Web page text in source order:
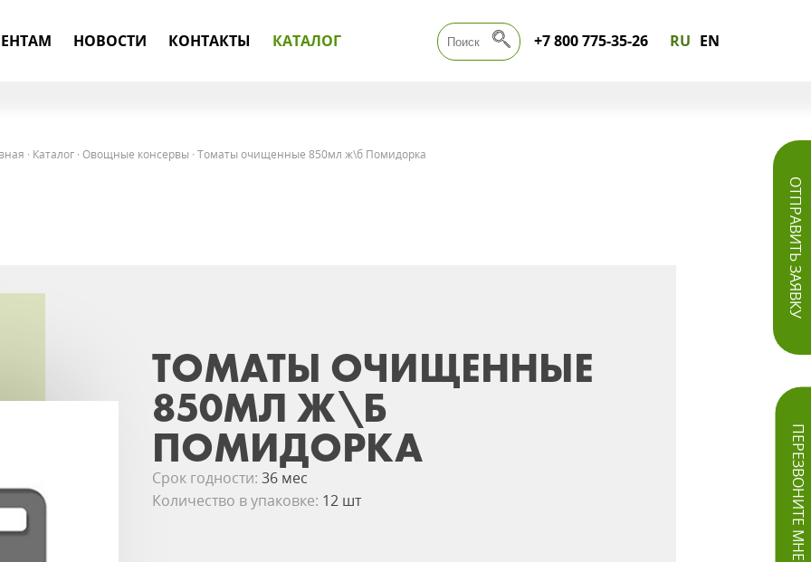
НОВОСТИ КОНТАКТЫ КАТАЛОГ +7 800 775-35-26 RU EN
ОТПРАВИТЬ ЗАЯВКУ
ПЕРЕЗВОНИТЕ МНЕ
· Каталог· Овощные консервы · Томаты очищенные 850мл ж\б Помидорка
ТОМАТЫ ОЧИЩЕННЫЕ
850МЛ Ж\Б
ПОМИДОРКА
Срок годности:36 мес
Количество в упаковке: 12 шт